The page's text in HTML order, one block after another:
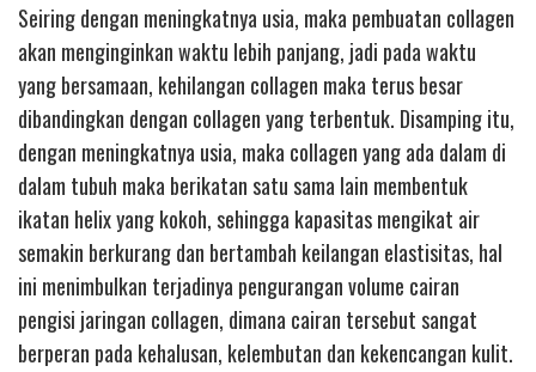
Seiring dengan meningkatnya usia, maka pembuatan collagen
akan menginginkan waktu lebih panjang, jadi pada waktu
yang bersamaan, kehilangan collagen maka terus besar
dibandingkan dengan collagen yang terbentuk. Disamping itu,
dengan meningkatnya usia, maka collagen yang ada dalam di
dalam tubuh maka berikatan satu sama lain membentuk
ikatan helix yang kokoh, sehingga kapasitas mengikat air
semakin berkurang dan bertambah keilangan elastisitas, hal
ini menimbulkan terjadinya pengurangan volume cairan
pengisi jaringan collagen, dimana cairan tersebut sangat
berperan pada kehalusan, kelembutan dan kekencangan kulit.